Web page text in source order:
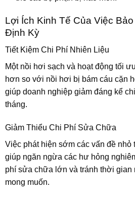
Lợi Ích Kinh Tế Của Việc
Định Kỳ
Tiết Kiệm Chi Phí Nhiên Liệu
Một nồi hơi sạch và hoạt động tối
hơn so với nồi hơi bị bám cáu cặn
giúp doanh nghiệp giảm đáng kể
tháng.
Giảm Thiểu Chi Phí Sửa Chữa
Việc phát hiện sớm các vấn đề nhỏ
giúp ngăn ngừa các hư hỏng
phí sửa chữa lớn và tránh thời gian
mong muốn.